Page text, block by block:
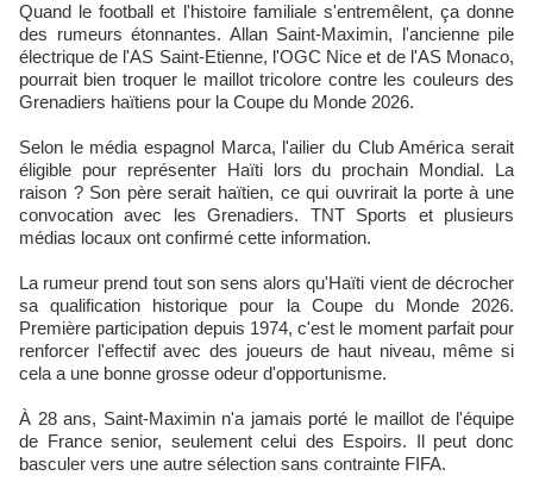
Quand le football et l'histoire familiale s'entremêlent, ça donne
des rumeurs étonnantes. Allan Saint-Maximin, l'ancienne pile
électrique de l'AS Saint-Etienne, l'OGC Nice et de l'AS Monaco,
pourrait bien troquer le maillot tricolore contre les couleurs des
Grenadiers haïtiens pour la Coupe du Monde 2026.
Selon le média espagnol Marca, l'ailier du Club América serait
éligible pour représenter Haïti lors du prochain Mondial. La
raison ? Son père serait haïtien, ce qui ouvrirait la porte à une
convocation avec les Grenadiers. TNT Sports et plusieurs
médias locaux ont confirmé cette information.
La rumeur prend tout son sens alors qu'Haïti vient de décrocher
sa qualification historique pour la Coupe du Monde 2026.
Première participation depuis 1974, c'est le moment parfait pour
renforcer l'effectif avec des joueurs de haut niveau, même si
cela a une bonne grosse odeur d'opportunisme.
À 28 ans, Saint-Maximin n'a jamais porté le maillot de l'équipe
de France senior, seulement celui des Espoirs. Il peut donc
basculer vers une autre sélection sans contrainte FIFA.​